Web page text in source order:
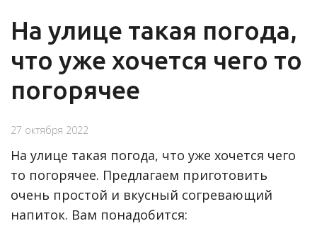
На улице такая погода,
что уже хочется чего то
погорячее
27 октября 2022
На улице такая погода, что уже хочется чего
то погорячее. Предлагаем приготовить
очень простой и вкусный согревающий
напиток. Вам понадобится: